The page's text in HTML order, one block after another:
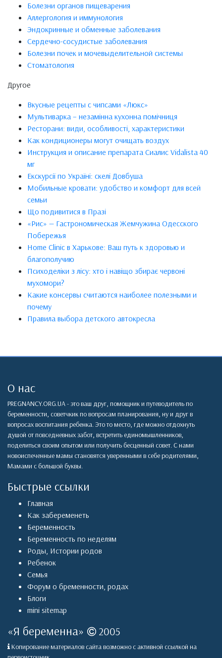
Болезни органов пищеварения
Аллергология и иммунология
Эндокринные и обменные заболевания
Сердечно-сосудистые заболевания
Болезни почек и мочевыделительной системы
Стоматология
Другое
Вкусные рецепты с чипсами «Люкс»
Мультиварка – незамінна кухонна помічниця
Ресторани: види, особливості, характеристики
Как кондиционеры могут очищать воздух
Инструкция и описание препарата Сиалис Vidalista 40
мг
Екскурсії по Україні: скелі Довбуша
Мобильные кровати: удобство и комфорт для всей
семьи
Що подивитися в Празі
«Рис» — Гастрономическая Жемчужина Одесского
Побережья
Home Clinic в Харькове: Ваш путь к здоровью и
благополучию
Психоделіки з лісу: хто і навіщо збирає червоні
мухомори?
Какие консервы считаются наиболее полезными и
почему
Правила выбора детского автокресла
О нас
PREGNANCY.ORG.UA - это ваш друг, помощник и путеводитель по
беременности, советчкик по вопросам планирования, ну и друг в
вопросах воспитания ребенка. Это то место, где можно отдохнуть
душой от повседневных забот, встретить единомышленников,
поделиться своим опытом или получить бесценный совет. С нами
новоиспеченные мамы становятся уверенными в себе родителями,
Мамами с большой буквы.
Быстрые ссылки
Главная
Как забеременеть
Беременность
Беременность по неделям
Роды, Истории родов
Ребенок
Семья
Форум о бременности, родах
Блоги
mini sitemap
«Я беременна» 2005
Копирование материалов сайта возможно с активной ссылкой на